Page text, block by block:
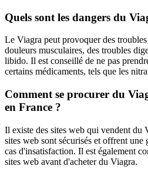
Quels sont les dangers du
Le Viagra peut provoquer des
douleurs musculaires, des troubles
libido. Il est conseillé de ne pas
certains médicaments, tels que les
Comment se procurer du
en France ?
Il existe des sites web qui vendent du
sites web sont sécurisés et offrent une
cas d'insatisfaction. Il est également
sites web avant d'acheter du Viagra.